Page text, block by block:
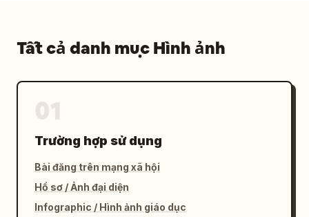
Tất cả danh mục Hình ảnh
Trường hợp sử dụng
Bài đăng trên mạng xã hội
Hồ sơ / Ảnh đại diện
Infographic / Hình ảnh giáo dục